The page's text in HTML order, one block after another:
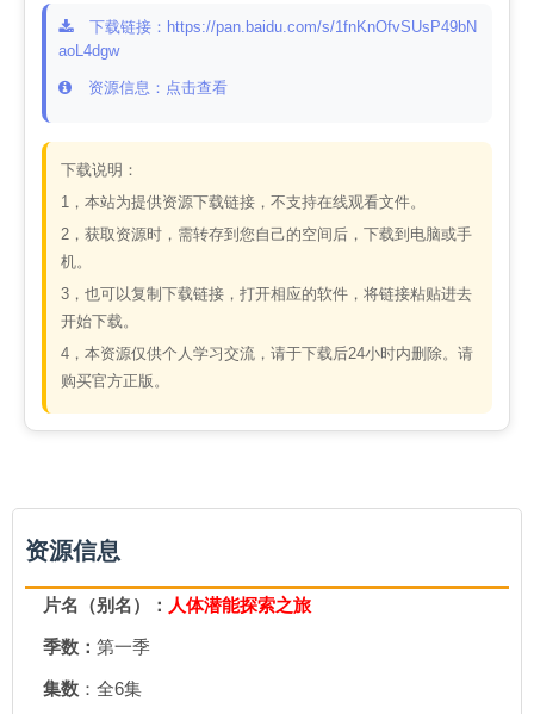
下载链接：https://pan.baidu.com/s/1fnKnOfvSUsP49bN
aoL4dgw
资源信息：点击查看
下载说明：
1，本站为提供资源下载链接，不支持在线观看文件。
2，获取资源时，需转存到您自己的空间后，下载到电脑或手
机。
3，也可以复制下载链接，打开相应的软件，将链接粘贴进去
开始下载。
4，本资源仅供个人学习交流，请于下载后24小时内删除。请
购买官方正版。
资源信息
片名（别名）： 人体潜能探索之旅
季数： 第一季
集数 ：全6集